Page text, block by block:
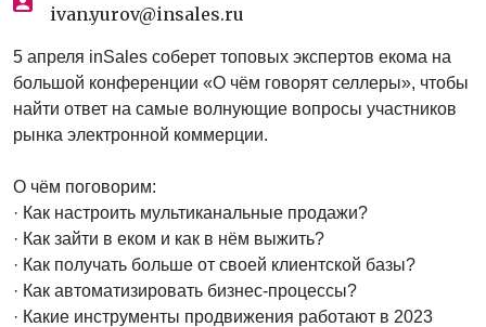
ivan.yurov@insales.ru
5 апреля inSales соберет топовых экспертов екома на
большой конференции «О чём говорят селлеры», чтобы
найти ответ на самые волнующие вопросы участников
рынка электронной коммерции.
О чём поговорим:
· Как настроить мультиканальные продажи?
· Как зайти в еком и как в нём выжить?
· Как получать больше от своей клиентской базы?
· Как автоматизировать бизнес-процессы?
· Какие инструменты продвижения работают в 2023